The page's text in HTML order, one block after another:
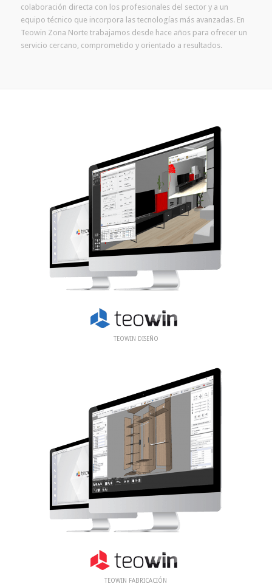
colaboración directa con los profesionales del sector y a un
equipo técnico que incorpora las tecnologías más avanzadas. En
Teowin Zona Norte trabajamos desde hace años para ofrecer un
servicio cercano, comprometido y orientado a resultados.
TEOWIN DISEÑO
TEOWIN FABRICACIÓN